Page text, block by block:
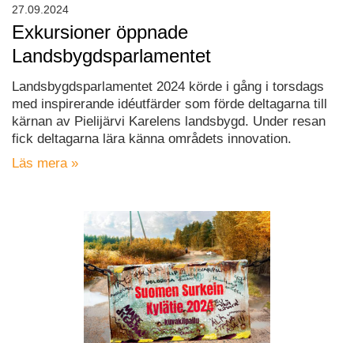
Exkursioner öppnade
Landsbygdsparlamentet
Landsbygdsparlamentet 2024 körde i gång i torsdags
med inspirerande idéutfärder som förde deltagarna till
kärnan av Pielijärvi Karelens landsbygd. Under resan
fick deltagarna lära känna områdets innovation.
Läs mera »
27.09.2024